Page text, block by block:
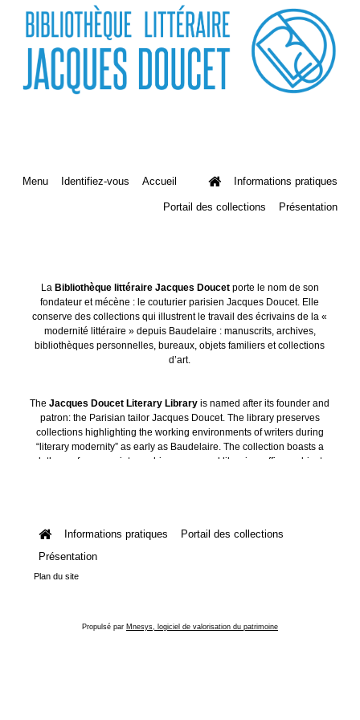
Menu Identifiez-vous Accueil Informations pratiques
Portail des collections Présentation
La Bibliothèque littéraire Jacques Doucetporte le nom de son
fondateur et mécène : le couturier parisien Jacques Doucet. Elle
conserve des collections qui illustrent le travail des écrivains de la «
modernité littéraire » depuis Baudelaire : manuscrits, archives,
bibliothèques personnelles, bureaux, objets familiers et collections
d’art.
TheJacques Doucet Literary Library is named after its founder and
patron: the Parisian tailor Jacques Doucet. The library preserves
collections highlighting the working environments of writers during
“literary modernity” as early as Baudelaire. The collection boasts a
plethora of manuscripts, archives, personal libraries, offices, objects
Informations pratiques
Portail des collections
Présentation
Plan du site
Propulsé par Mnesys, logiciel de valorisation du patrimoine